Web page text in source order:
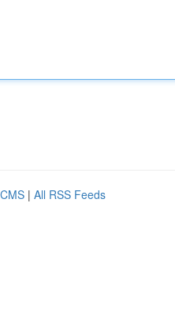
| All RSS Feeds